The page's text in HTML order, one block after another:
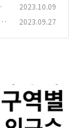
2023.10.09
2023.09.27